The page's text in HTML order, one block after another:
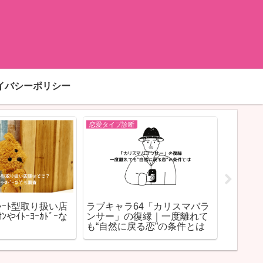
バシーポリシー
ﾄ型取り扱い店
やｲﾄｰﾖｰｶﾄﾞｰな
恋愛タイプ診断
ラブキャラ64「カリスマバラ
ンサー」の復縁｜一度離れて
も“自然に戻る恋”の条件とは